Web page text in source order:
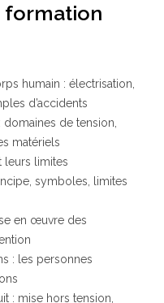
formation
humain : électrisation,
d’accidents
de tension,
matériels
leurs limites
symboles, limites
en œuvre des
: les personnes
: mise hors tension,